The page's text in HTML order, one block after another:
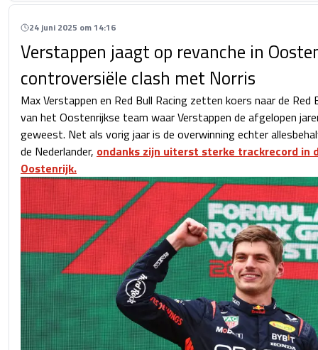
24 juni 2025 om 14:16
Verstappen jaagt op revanche in
controversiële clash met Norris
Max Verstappen en Red Bull Racing zetten koers naar de
van het Oostenrijkse team waar Verstappen de afgelopen
geweest. Net als vorig jaar is de overwinning echter
de Nederlander, ondanks zijn uiterst sterke trackrecord in
Oostenrijk.